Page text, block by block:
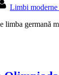
Limbi moderne
limba germană